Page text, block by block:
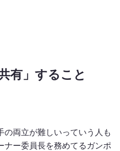
有」すること
の両立が難しいっていう人も
ナー委員長を務めてるガンポ